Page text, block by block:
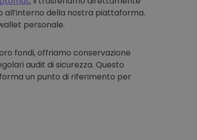
della nostra piattaforma.
personale.
fondi, offriamo conservazione
audit di sicurezza. Questo
un punto di riferimento per